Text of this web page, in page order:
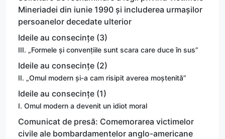
Mineriadei din iunie 1990 și includerea urmașilor
persoanelor decedate ulterior
Ideile au consecințe (3)
III. „Formele și convențiile sunt scara care duce în sus”
Ideile au consecințe (2)
II. „Omul modern și-a cam risipit averea moștenită”
Ideile au consecințe (1)
I. Omul modern a devenit un idiot moral
Comunicat de presă: Comemorarea victimelor
civile ale bombardamentelor anglo-americane